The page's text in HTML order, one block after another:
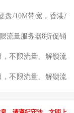
盘/10M带宽，香港/
流量服务器8折促销
，不限流量、解锁流
，不限流量、解锁流